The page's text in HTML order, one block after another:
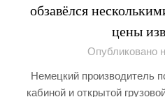
обзавёлся
цены
Опубликовано
Немецкий производитель
кабиной и открытой